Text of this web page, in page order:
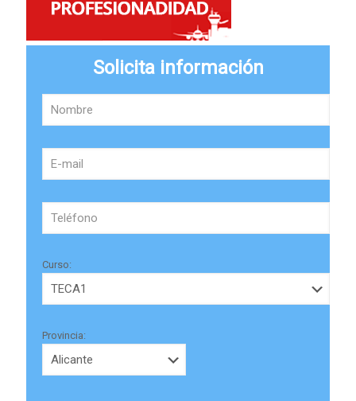
Solicita información
Curso:
Provincia: